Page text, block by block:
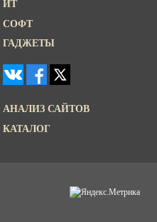
ИТ
СОФТ
ГАДЖЕТЫ
АНАЛИЗ САЙТОВ
КАТАЛОГ